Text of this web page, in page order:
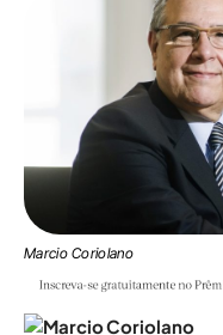
Marcio Coriolano